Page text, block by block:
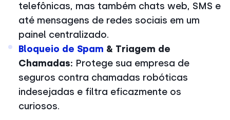
telefônicas, mas também chats web, SMS e
até mensagens de redes sociais em um
painel centralizado.
Bloqueio de Spam & Triagem de
Chamadas: Protege sua empresa de
seguros contra chamadas robóticas
indesejadas e filtra eficazmente os
curiosos.